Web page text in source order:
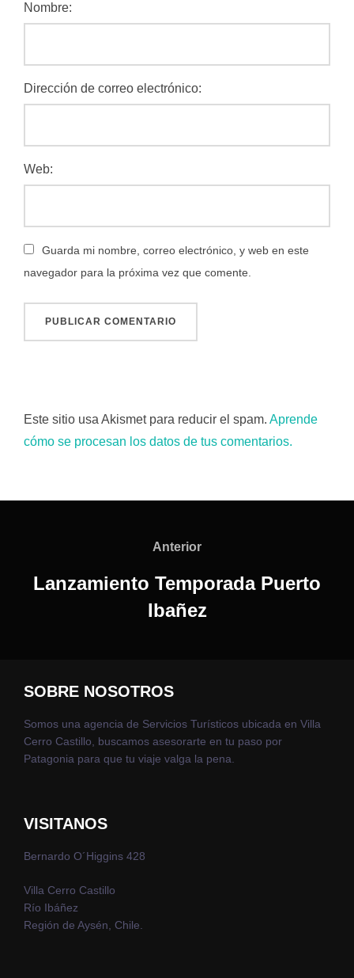
Nombre:
Dirección de correo electrónico:
Web:
Guarda mi nombre, correo electrónico, y web en este
navegador para la próxima vez que comente.
Este sitio usa Akismet para reducir el spam. Aprende
cómo se procesan los datos de tus comentarios.
Anterior
Anterior
Lanzamiento Temporada Puerto
Ibañez
SOBRE NOSOTROS
Somos una agencia de Servicios Turísticos ubicada en Villa
Cerro Castillo, buscamos asesorarte en tu paso por
Patagonia para que tu viaje valga la pena.
VISITANOS
Bernardo O´Higgins 428
Villa Cerro Castillo
Río Ibáñez
Región de Aysén, Chile.